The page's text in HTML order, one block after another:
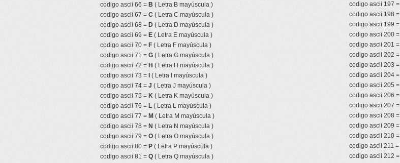
codigo ascii 66 = B ( Letra B mayúscula )
codigo ascii 67 = C ( Letra C mayúscula )
codigo ascii 68 = D ( Letra D mayúscula )
codigo ascii 69 = E ( Letra E mayúscula )
codigo ascii 70 = F ( Letra F mayúscula )
codigo ascii 71 = G ( Letra G mayúscula )
codigo ascii 72 = H ( Letra H mayúscula )
codigo ascii 73 =
( Letra I mayúscula )
codigo ascii 74 = J ( Letra J mayúscula )
codigo ascii 75 = K ( Letra K mayúscula )
codigo ascii 76 = L ( Letra L mayúscula )
codigo ascii 77 = M ( Letra M mayúscula )
codigo ascii 78 = N ( Letra N mayúscula )
codigo ascii 79 = O ( Letra O mayúscula )
codigo ascii 80 = P ( Letra P mayúscula )
codigo ascii 81 = Q ( Letra Q mayúscula )
codigo ascii 197 =
codigo ascii 198 =
codigo ascii 199 =
codigo ascii 200 =
codigo ascii 201 =
codigo ascii 202 =
codigo ascii 203 =
codigo ascii 204 =
codigo ascii 205 =
codigo ascii 206 =
codigo ascii 207 =
codigo ascii 208 =
codigo ascii 209 =
codigo ascii 210 =
codigo ascii 211 =
codigo ascii 212 =